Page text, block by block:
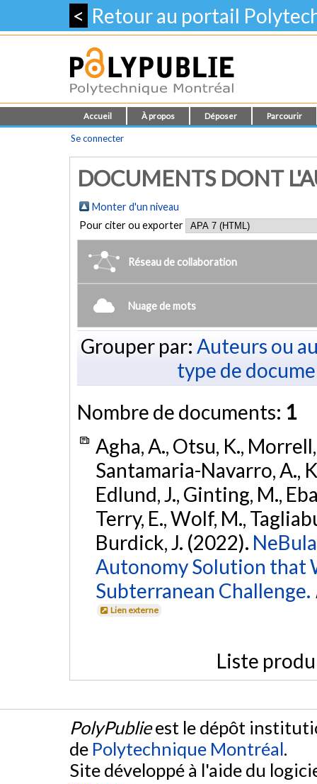
< Retour au portail
Accueil À propos Déposer Parcourir
Se connecter
DOCUMENTS DONT
Monter d'un niveau
Pour citer ou exporter
Réseau de collaboration
Nuage de mots
Grouper par: Auteurs ou
type de
Nombre de documents: 1
Agha, A., Otsu, K.,
Santamaria-Navarro, A.,
Edlund, J., Ginting, M.,
Terry, E., Wolf, M.,
Burdick, J. (2022).
Autonomy Solution that
Subterranean Challenge.
Lien externe
Liste
PolyPublieest le dépôt
de Polytechnique Montréal.
Site développé à l'aide du